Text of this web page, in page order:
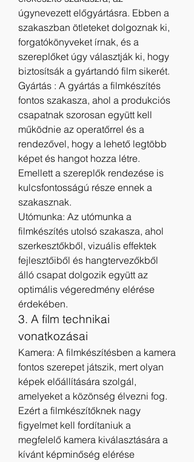
úgynevezett előgyártásra. Ebben a
szakaszban ötleteket dolgoznak ki,
forgatókönyveket írnak, és a
szereplőket úgy választják ki, hogy
biztosítsák a gyártandó film sikerét.
Gyártás : A gyártás a filmkészítés
fontos szakasza, ahol a produkciós
csapatnak szorosan együtt kell
működnie az operatőrrel és a
rendezővel, hogy a lehető legtöbb
képet és hangot hozza létre.
Emellett a szereplők rendezése is
kulcsfontosságú része ennek a
szakasznak.
Utómunka: Az utómunka a
filmkészítés utolsó szakasza, ahol
szerkesztőkből, vizuális effektek
fejlesztőiből és hangtervezőkből
álló csapat dolgozik együtt az
optimális végeredmény elérése
érdekében.
3. A film technikai
vonatkozásai
Kamera: A filmkészítésben a kamera
fontos szerepet játszik, mert olyan
képek előállítására szolgál,
amelyeket a közönség élvezni fog.
Ezért a filmkészítőknek nagy
figyelmet kell fordítaniuk a
megfelelő kamera kiválasztására a
kívánt képminőség elérése